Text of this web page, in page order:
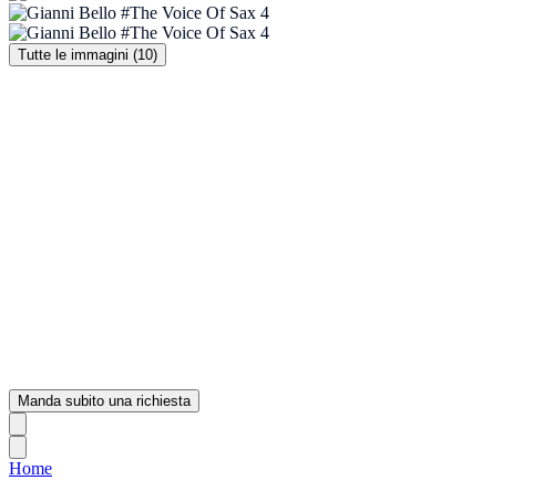
Tutte le immagini (10)
Manda subito una richiesta
Home